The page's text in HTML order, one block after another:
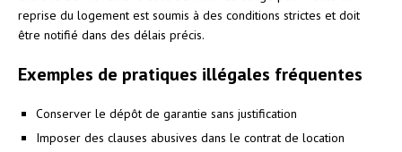
reprise du logement est soumis à des conditions strictes et doit
être notifié dans des délais précis.
Exemples de pratiques illégales fréquentes
Conserver le dépôt de garantie sans justification
Imposer des clauses abusives dans le contrat de location